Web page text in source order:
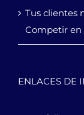
Tus clientes
Competir en
ENLACES DE